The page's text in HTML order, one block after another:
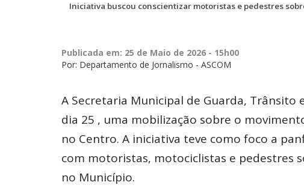
Iniciativa buscou conscientizar motoristas e pedestres
Publicada em: 25 de Maio de 2026 - 15h00
Por: Departamento de Jornalismo - ASCOM
A Secretaria Municipal de Guarda,
dia 25 , uma mobilização sobre o
no Centro. A iniciativa teve como foco a
com motoristas, motociclistas e pedestres
no Município.